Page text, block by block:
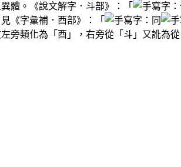
體。《說文解字．斗部》：「
見《字彙補．酉部》：「 ：同
左旁類化為「酉」，右旁從「斗」又訛為